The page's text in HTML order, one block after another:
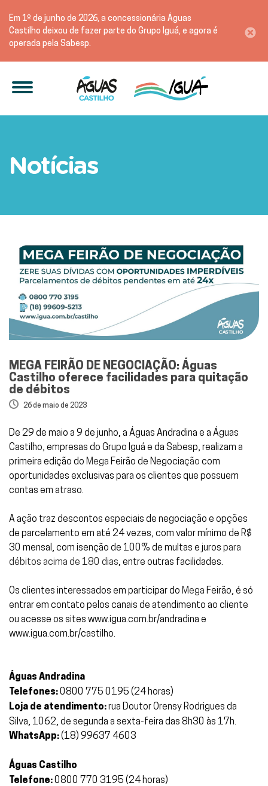
Em 1º de junho de 2026, a concessionária Águas
Castilho deixou de fazer parte do Grupo Iguá, e agora é
operada pela Sabesp.
Notícias
MEGA FEIRÃO DE NEGOCIAÇÃO: Águas
Castilho oferece facilidades para quitação
de débitos
26 de maio de 2023
De 29 de maio a 9 de junho, a Águas Andradina e a Águas
Castilho, empresas do Grupo Iguá e da Sabesp, realizam a
primeira edição do Mega Feirão de Negociação com
oportunidades exclusivas para os clientes que possuem
contas em atraso.
A ação traz descontos especiais de negociação e opções
de parcelamento em até 24 vezes, com valor mínimo de R$
30 mensal, com isenção de 100% de multas e juros para
débitos acima de 180 dias , entre outras facilidades.
Os clientes interessados em participar do Mega Feirão, é só
entrar em contato pelos canais de atendimento ao cliente
ou acesse os sites www.igua.com.br/andradina e
www.igua.com.br/castilho
Águas Andradina
Telefones:0800 775 0195 (24 horas)
Loja de atendimento:rua Doutor Orensy Rodrigues da
Silva, 1062, de segunda a sexta-feira das 8h30 às 17h.
WhatsApp:(18) 99637 4603
Águas Castilho
Telefone:0800 770 3195 (24 horas)